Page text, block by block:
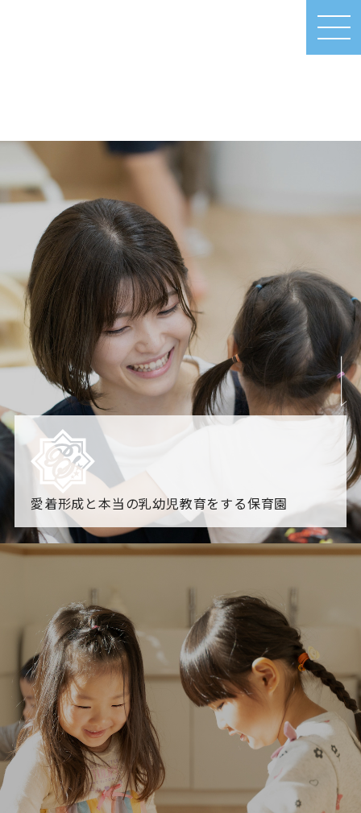
MEN
U
愛着形成と本当の乳幼児教育をする保育園
園からのお知らせ
「すくすく子育て」でリトルスター保育園が紹介されま
各園のブログ
2026.08.06 赤しそジュース作り～にじ組～2026.08.0
5 【そら組】誕生会
一覧を見る